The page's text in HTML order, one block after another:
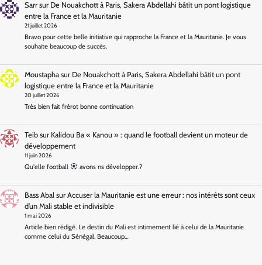
Sarrsur De Nouakchott à Paris, Sakera Abdellahi bâtit un pont logistique
entre la France et la Mauritanie
21 juillet 2026
Bravo pour cette belle initiative qui rapproche la France et la Mauritanie. Je vous
souhaite beaucoup de succès.
Moustaphasur De Nouakchott à Paris, Sakera Abdellahi bâtit un pont
logistique entre la France et la Mauritanie
20 juillet 2026
Très bien fait frérot bonne continuation
Teibsur Kalidou Ba « Kanou » : quand le football devient un moteur de
développement
11 juin 2026
Qu'elle football avons ns développer.?
Bass Abalsur Accuser la Mauritanie est une erreur : nos intérêts sont ceux
d’un Mali stable et indivisible
1 mai 2026
Article bien rédigé. Le destin du Mali est intimement lié à celui de la Mauritanie
comme celui du Sénégal. Beaucoup…